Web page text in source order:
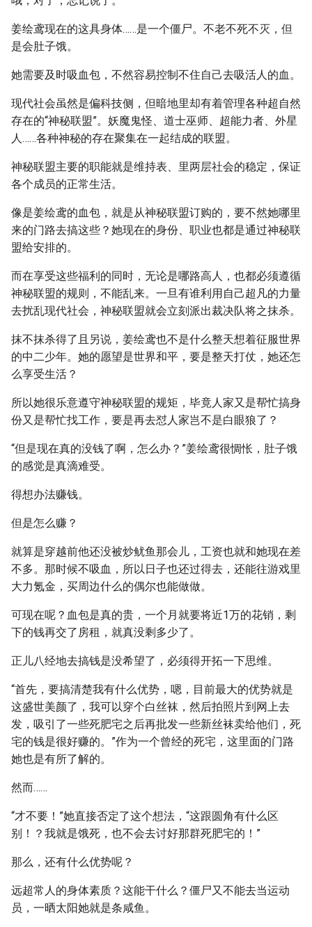
姜绘鸢现在的这具身体……是一个僵尸。不老不死不灭，但
是会肚子饿。
她需要及时吸血包，不然容易控制不住自己去吸活人的血。
现代社会虽然是偏科技侧，但暗地里却有着管理各种超自然
存在的“神秘联盟”。妖魔鬼怪、道士巫师、超能力者、外星
人……各种神秘的存在聚集在一起结成的联盟。
神秘联盟主要的职能就是维持表、里两层社会的稳定，保证
各个成员的正常生活。
像是姜绘鸢的血包，就是从神秘联盟订购的，要不然她哪里
来的门路去搞这些？她现在的身份、职业也都是通过神秘联
盟给安排的。
而在享受这些福利的同时，无论是哪路高人，也都必须遵循
神秘联盟的规则，不能乱来。一旦有谁利用自己超凡的力量
去扰乱现代社会，神秘联盟就会立刻派出裁决队将之抹杀。
抹不抹杀得了且另说，姜绘鸢也不是什么整天想着征服世界
的中二少年。她的愿望是世界和平，要是整天打仗，她还怎
么享受生活？
所以她很乐意遵守神秘联盟的规矩，毕竟人家又是帮忙搞身
份又是帮忙找工作，要是再去怼人家岂不是白眼狼了？
“但是现在真的没钱了啊，怎么办？”姜绘鸢很惆怅，肚子饿
的感觉是真滴难受。
得想办法赚钱。
但是怎么赚？
就算是穿越前他还没被炒鱿鱼那会儿，工资也就和她现在差
不多。那时候不吸血，所以日子也还过得去，还能往游戏里
大力氪金，买周边什么的偶尔也能做做。
可现在呢？血包是真的贵，一个月就要将近1万的花销，剩
下的钱再交了房租，就真没剩多少了。
正儿八经地去搞钱是没希望了，必须得开拓一下思维。
“首先，要搞清楚我有什么优势，嗯，目前最大的优势就是
这盛世美颜了，我可以穿个白丝袜，然后拍照片到网上去
发，吸引了一些死肥宅之后再批发一些新丝袜卖给他们，死
宅的钱是很好赚的。”作为一个曾经的死宅，这里面的门路
她也是有所了解的。
然而……
“才不要！”她直接否定了这个想法，“这跟圆角有什么区
别！？我就是饿死，也不会去讨好那群死肥宅的！”
那么，还有什么优势呢？
远超常人的身体素质？这能干什么？僵尸又不能去当运动
员，一晒太阳她就是条咸鱼。